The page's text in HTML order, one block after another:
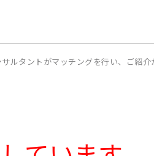
ルタントがマッチングを行い、ご紹介